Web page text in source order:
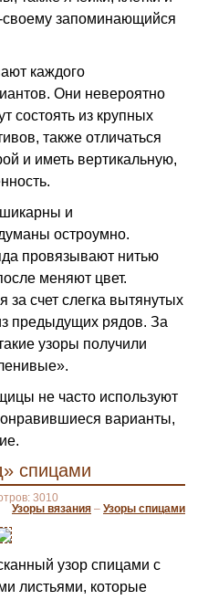
запоминающийся
каждого
Они невероятно
состоять из крупных
также отличаться
и иметь вертикальную,
и
остроумно.
провязывают нитью
меняют цвет.
за счет слегка вытянутых
предыдущих рядов. За
узоры получили
не часто используют
варианты,
спицами
3010
Узоры вязания – Узоры спицами
узор спицами с
листьями, которые